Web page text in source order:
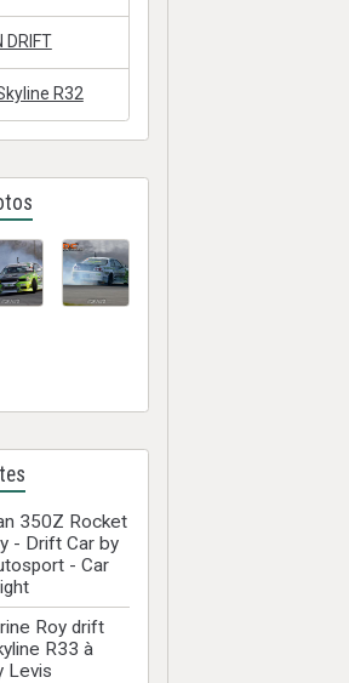
DRIFT
R32
350Z Rocket
- Drift Car by
- Car
Roy drift
R33 à
Levis